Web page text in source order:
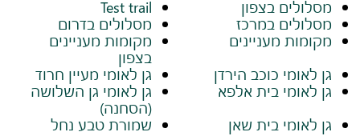
מסלולים בצפון
Test trail
מסלולים במרכז
מסלולים בדרום
מקומות מעניינים
מקומות מעניינים
בצפון
גן לאומי כוכב הירדן
גן לאומי מעיין חרוד
גן לאומי בית אלפא
גן לאומי גן השלושה
(הסחנה)
גן לאומי בית שאן
שמורת טבע נחל